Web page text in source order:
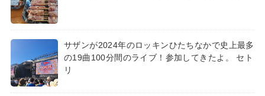
サザンが2024年のロッキンひたちなかで史上最多
の19曲100分間のライブ！参加してきたよ。 セト
リ